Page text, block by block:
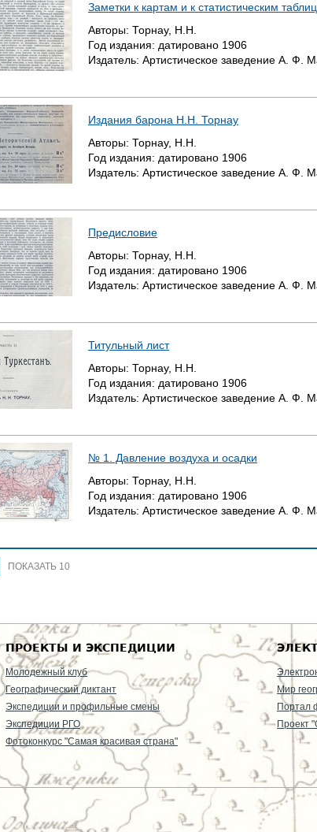
Заметки к картам и к статистическим
Авторы: Торнау, Н.Н.
Год издания: датировано 1906
Издатель: Артистическое заведение А. Ф.
Издания барона Н.Н. Торнау
Авторы: Торнау, Н.Н.
Год издания: датировано 1906
Издатель: Артистическое заведение А. Ф.
Предисловие
Авторы: Торнау, Н.Н.
Год издания: датировано 1906
Издатель: Артистическое заведение А. Ф.
Титульный лист
Авторы: Торнау, Н.Н.
Год издания: датировано 1906
Издатель: Артистическое заведение А. Ф.
№ 1. Давление воздуха и осадки
Авторы: Торнау, Н.Н.
Год издания: датировано 1906
Издатель: Артистическое заведение А. Ф.
ПОКАЗАТЬ 10
ПРОЕКТЫ И ЭКСПЕДИЦИИ
Молодежный клуб
Географический диктант
Экспедиции и профильные смены
Экспедиции РГО
Фотоконкурс "Самая красивая страна"
Мир
Портал
Проект